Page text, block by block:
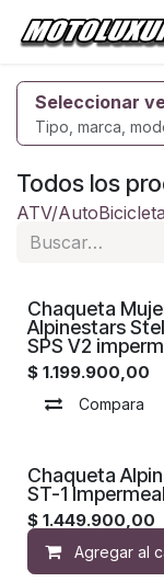
Ir al contenido
Seleccionar
Tipo, marca,
Todos los
ATV/Auto
Chaqueta
Alpinestars
SPS V2
$ 1.199.900,00
Compara
Chaqueta
ST-1
$ 1.449.900,00
Agregar al